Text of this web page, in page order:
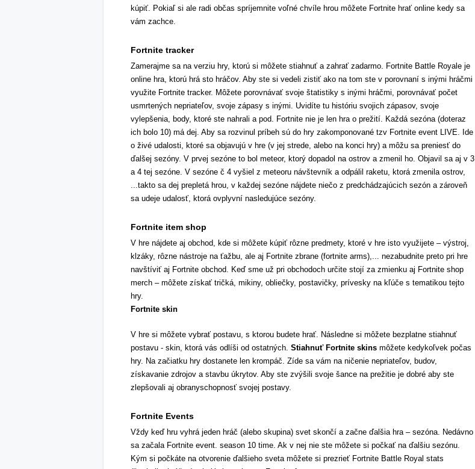
kúpiť. Pokiaľ si ale radi občas spríjemnite voľné chvíle hrou môžete Fortnite hrať online kedy sa
vám zachce.
Fortnite tracker
Zamerajme sa na verziu hry, ktorú si môžete stiahnuť a zahrať zadarmo. Fortnite Battle Royale je
online hra, ktorú hrá sto hráčov. Aby ste si vedeli zistiť ako na tom ste v porovnaní s inými hráčmi
využite Fortnite tracker. Môžete porovnávať svoje štatistiky s inými hráčmi, porovnávať počet
usmrtených nepriateľov, svoje zápasy s inými. Uvidíte tu históriu svojich zápasov, svoje
vylepšenia, body, ktoré ste nahrali a pod. Fortnite nie je len hra o prežití. Každá sezóna (doteraz
ich bolo 10) má dej. Aby sa rozvinul príbeh sú do hry zakomponované tzv Fortnite event LIVE. Ide
o živé udalosti, ktoré sa objavujú v hre (v jej strede, alebo na konci hry) a môžu sa preniesť do
ďalšej sezóny. V prvej sezóne to bol meteor, ktorý dopadol na ostrov a zmenil ho. Objavil sa aj v 3
a 4 tej sezóne. V sezóne č 4 vyšiel z meteoru návštevník a odpálil raketu, ktorá zmenila ostrov,
...takto sa dej prepletá hrou, v každej sezóne nájdete niečo z predchádzajúcich sezón a zároveň
sa udeje udalosť, ktorá ovplyvní nasledujúce sezóny.
Fortnite item shop
V hre nájdete aj obchod, kde si môžete kúpiť rôzne predmety, ktoré v hre isto využijete – výstroj,
klzáky, rôzne nástroje na ťažbu, ale aj Fortnite zbrane (fortnite arms),... nezabudnite preto pri hre
navštíviť aj Fortnite obchod. Keď sme už pri obchodoch určite stojí za zmienku aj Fortnite shop
merch – môžete získať tričká, mikiny, obliečky, postavičky, prívesky na kľúče s tematikou tejto
hry.
Fortnite skin
V hre si môžete vybrať postavu, s ktorou budete hrať. Následne si môžete bezplatne stiahnuť
postavu - skin, ktorá vás odlíši od ostatných. Stiahnuť Fortnite skins môžete kedykoľvek počas
hry. Na začiatku hry dostanete len krompáč. Zíde sa vám na ničenie nepriateľov, budov,
získavanie zdrojov a stavbu úkrytov. Aby ste zvýšili svoje šance na prežitie je dobré aby ste
zlepšovali aj obranyschopnosť svojej postavy.
Fortnite Events
Vždy keď hru vyhrá jeden hráč (alebo skupina) svet skončí a začne ďalšia hra – sezóna. Nedávno
sa začala Fortnite event. season 10 time. Ak v nej nie ste môžete si počkať na ďalšiu sezónu.
Kým si počkáte na otvorenie ďalšieho sveta môžete si prezrieť Fortnite Battle Royal stats